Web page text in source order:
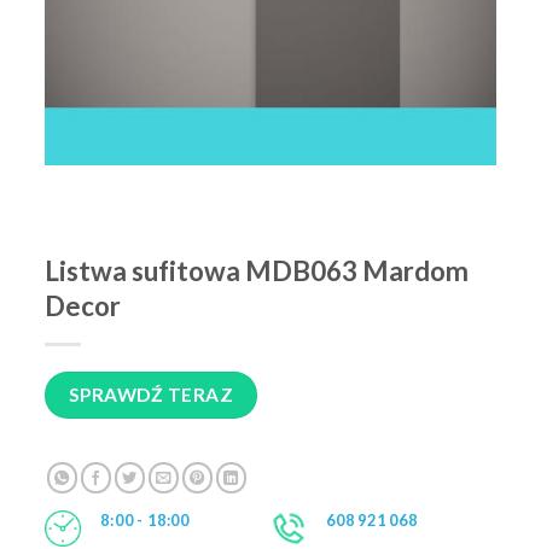
Listwa sufitowa MDB063 Mardom
Decor
SPRAWDŹ TERAZ
8:00 - 18:00 608 921 068